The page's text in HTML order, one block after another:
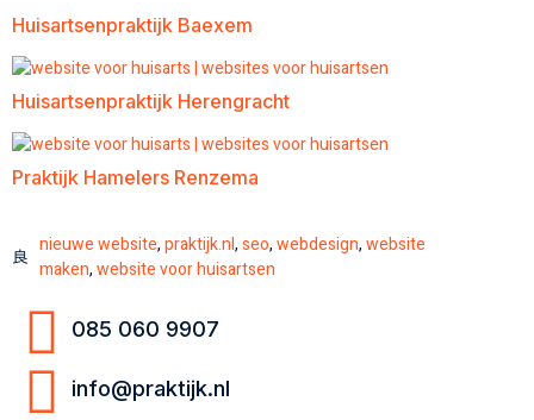
Huisartsenpraktijk Baexem
Huisartsenpraktijk Herengracht
Praktijk Hamelers Renzema
nieuwe website,praktijk.nl,seo,webdesign,website
maken,website voor huisartsen
085 060 9907
info@praktijk.nl